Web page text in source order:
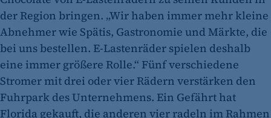
der Region bringen. „Wir haben immer mehr kleine
Abnehmer wie Spätis, Gastronomie und Märkte, die
bei uns bestellen. E-Lastenräder spielen deshalb
eine immer größere Rolle.“ Fünf verschiedene
Stromer mit drei oder vier Rädern verstärken den
Fuhrpark des Unternehmens. Ein Gefährt hat
Florida gekauft, die anderen vier radeln im Rahmen